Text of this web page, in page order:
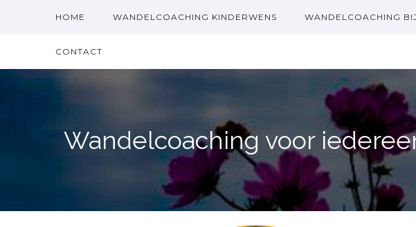
HOME WANDELCOACHING KINDERWENS WANDELCOACHING
CONTACT
Wandelcoaching voor